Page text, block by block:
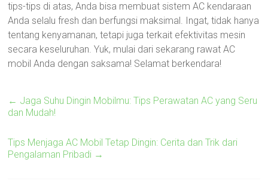
tips-tips di atas, Anda bisa membuat sistem AC kendaraan
Anda selalu fresh dan berfungsi maksimal. Ingat, tidak hanya
tentang kenyamanan, tetapi juga terkait efektivitas mesin
secara keseluruhan. Yuk, mulai dari sekarang rawat AC
mobil Anda dengan saksama! Selamat berkendara!
← Jaga Suhu Dingin Mobilmu: Tips Perawatan AC yang Seru
dan Mudah!
Tips Menjaga AC Mobil Tetap Dingin: Cerita dan Trik dari
Pengalaman Pribadi →